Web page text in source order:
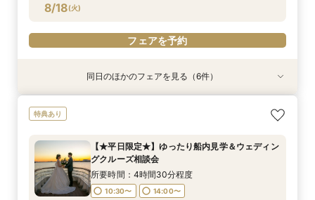
8/18(火)
フェアを予約
特典あり
8/18(火)
【非日常空間へようこそ♪】豪華フレンチ試食×ラ
所要時間：4時間30分程度
特典あり
8/18(火)
ここしかない★【船上で楽しむウェディングパー
ティー】豪華フレンチ試食×サンセットクルージ
所要時間：4時間30分程度
8/18(火)
【少人数での結婚式にオススメ！】じっくりご見
9:00〜
10:30〜
15:00〜
8/18(火)
【★平日限定★】ゆったり船内見学＆ウェディン
10:30〜 14:00〜
8/18(火)
9:00〜 10:30〜
8/18(火)
【オンライン相談会】お手軽３Dウォークでご見
10:30〜 13:00〜
同日のほかのフェアを見る（6件）
特典あり
【★平日限定★】ゆったり船内見学＆ウェディン
グクルーズ相談会
所要時間：4時間30分程度
10:30〜 14:00〜